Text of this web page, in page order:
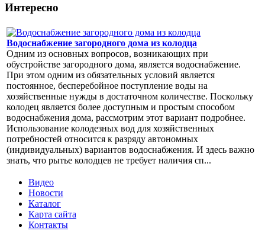
Интересно
Водоснабжение загородного дома из колодца
Одним из основных вопросов, возникающих при
обустройстве загородного дома, является водоснабжение.
При этом одним из обязательных условий является
постоянное, бесперебойное поступление воды на
хозяйственные нужды в достаточном количестве. Поскольку
колодец является более доступным и простым способом
водоснабжения дома, рассмотрим этот вариант подробнее.
Использование колодезных вод для хозяйственных
потребностей относится к разряду автономных
(индивидуальных) вариантов водоснабжения. И здесь важно
знать, что рытье колодцев не требует наличия сп...
Видео
Новости
Каталог
Карта сайта
Контакты